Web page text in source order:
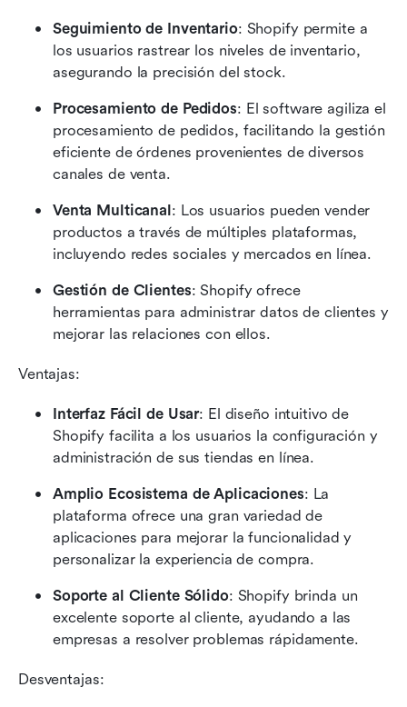
Seguimiento de Inventario: Shopify permite a
los usuarios rastrear los niveles de inventario,
asegurando la precisión del stock.
Procesamiento de Pedidos: El software agiliza el
procesamiento de pedidos, facilitando la gestión
eficiente de órdenes provenientes de diversos
canales de venta.
Venta Multicanal : Los usuarios pueden vender
productos a través de múltiples plataformas,
incluyendo redes sociales y mercados en línea.
Gestión de Clientes: Shopify ofrece
herramientas para administrar datos de clientes y
mejorar las relaciones con ellos.
Ventajas:
Interfaz Fácil de Usar: El diseño intuitivo de
Shopify facilita a los usuarios la configuración y
administración de sus tiendas en línea.
Amplio Ecosistema de Aplicaciones: La
plataforma ofrece una gran variedad de
aplicaciones para mejorar la funcionalidad y
personalizar la experiencia de compra.
Soporte al Cliente Sólido: Shopify brinda un
excelente soporte al cliente, ayudando a las
empresas a resolver problemas rápidamente.
Desventajas: